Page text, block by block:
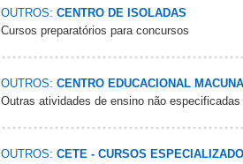
OUTROS: CENTRO DE ISOLADAS
Cursos preparatórios para concursos
OUTROS: CENTRO EDUCACIONAL
Outras atividades de ensino não especificadas
OUTROS: CETE - CURSOS